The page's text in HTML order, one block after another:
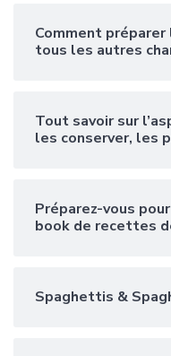
Comment
tous les autres
Tout savoir sur
les conserver, les
Préparez-vous
book de recettes
Spaghettis &